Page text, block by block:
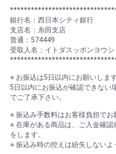
銀行名：西日本シティ銀行
支店名：糸田支店
普通：574449
受取人名：イトダスッポンヨウシ
※ お振込は5日以内にお願いします
5日以内にお振込が確認できない
でご了承下さい。
※ 振込み手数料はお客様負担でお
※ 在庫がある商品は、ご入金確
をします。
※ 振込み時の控えは紛失しないよ